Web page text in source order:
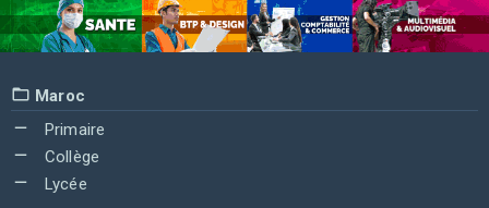
Maroc
Primaire
Collège
Lycée